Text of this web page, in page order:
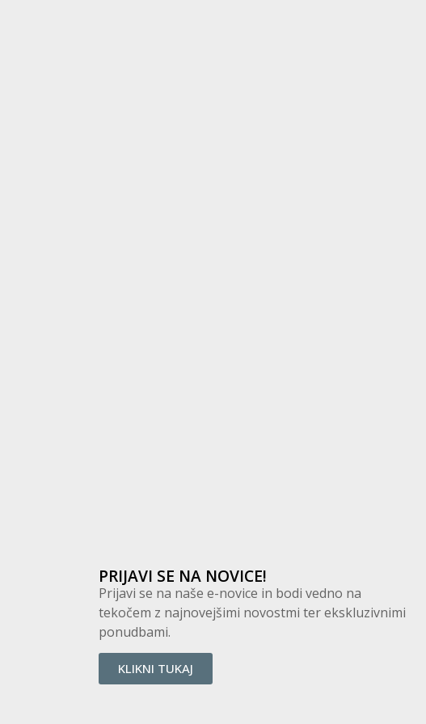
PRIJAVI SE NA NOVICE!
Prijavi se na naše e-novice in bodi vedno na
tekočem z najnovejšimi novostmi ter ekskluzivnimi
KLIKNI TUKAJ